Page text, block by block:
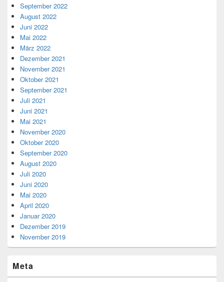
September 2022
August 2022
Juni 2022
Mai 2022
März 2022
Dezember 2021
November 2021
Oktober 2021
September 2021
Juli 2021
Juni 2021
Mai 2021
November 2020
Oktober 2020
September 2020
August 2020
Juli 2020
Juni 2020
Mai 2020
April 2020
Januar 2020
Dezember 2019
November 2019
Meta